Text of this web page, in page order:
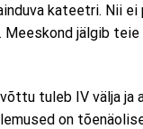
kateetri. Nii ei
Meeskond jälgib teie
tuleb IV välja ja
on